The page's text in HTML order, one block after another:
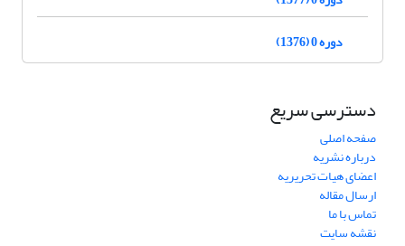
دوره 0 (1376)
دسترسی سریع
صفحه اصلی
درباره نشریه
اعضای هیات تحریریه
ارسال مقاله
تماس با ما
نقشه سایت